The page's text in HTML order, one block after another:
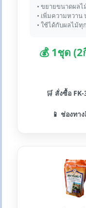
• ขยายขนาดผล
• เพิ่มความหวาน
• ใช้ได้กับผลไม้
💰 1ชุด
🛒 สั่งซื้อ FK-
📱 ช่องทา